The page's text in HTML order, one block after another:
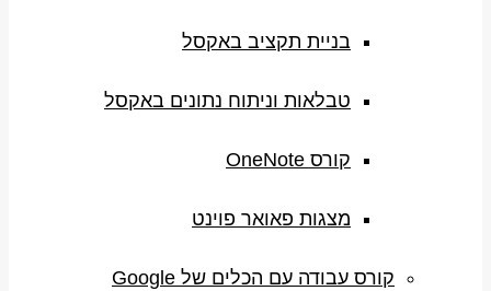
בניית תקציב באקסל
טבלאות וניתוח נתונים באקסל
קורס OneNote
מצגות פאואר פוינט
קורס עבודה עם הכלים של Google